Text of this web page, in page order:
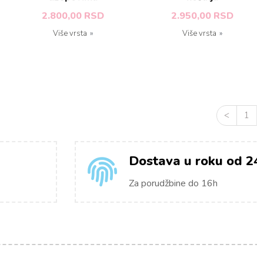
2.800,00 RSD
Više vrsta
2.950,00 RSD
Više vrsta
< 1
Dostava u roku od
Za porudžbine do 16h